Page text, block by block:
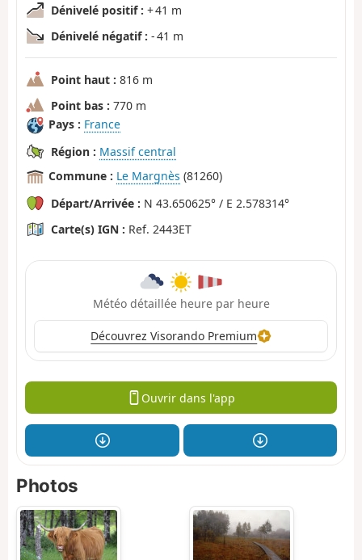
Dénivelé positif : + 41 m
Dénivelé négatif : - 41 m
Point haut : 816 m
Point bas : 770 m
Pays : France
Région : Massif central
Commune : Le Margnès (81260)
Départ/Arrivée : N 43.650625° / E 2.578314°
Carte(s) IGN : Ref. 2443ET
Météo détaillée heure par heure
Découvrez Visorando Premium
Ouvrir dans l'app
Photos